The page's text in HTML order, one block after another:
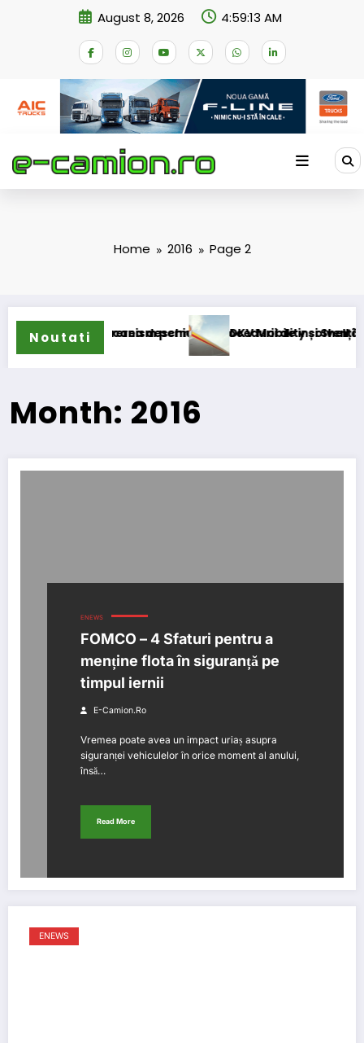
August 8, 2026 4:59:14 AM
Home 2016 Page 2
Noutati
permanent
deschiderii procedurii de insolvență
DKV Mobility și Shell își extind
Month: 2016
ENEWS
FOMCO – 4 Sfaturi pentru a
menține flota în siguranță pe
timpul iernii
E-Camion.ro
Vremea poate avea un impact uriaș asupra
siguranței vehiculelor în orice moment al anului,
însă…
Read More
ENEWS